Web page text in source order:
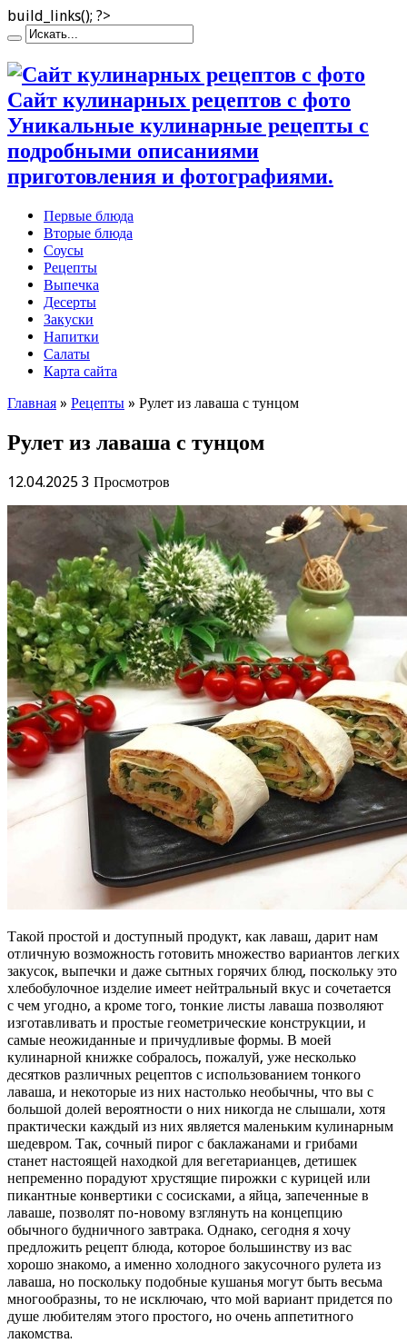
build_links(); ?>
Сайт кулинарных рецептов с фото
Уникальные кулинарные рецепты с
подробными описаниями
приготовления и фотографиями.
Первые блюда
Вторые блюда
Соусы
Рецепты
Выпечка
Десерты
Закуски
Напитки
Салаты
Карта сайта
Главная » Рецепты » Рулет из лаваша с тунцом
Рулет из лаваша с тунцом
12.04.2025 3 Просмотров
Такой простой и доступный продукт, как лаваш, дарит нам
отличную возможность готовить множество вариантов легких
закусок, выпечки и даже сытных горячих блюд, поскольку это
хлебобулочное изделие имеет нейтральный вкус и сочетается
с чем угодно, а кроме того, тонкие листы лаваша позволяют
изготавливать и простые геометрические конструкции, и
самые неожиданные и причудливые формы. В моей
кулинарной книжке собралось, пожалуй, уже несколько
десятков различных рецептов с использованием тонкого
лаваша, и некоторые из них настолько необычны, что вы с
большой долей вероятности о них никогда не слышали, хотя
практически каждый из них является маленьким кулинарным
шедевром. Так, сочный пирог с баклажанами и грибами
станет настоящей находкой для вегетарианцев, детишек
непременно порадуют хрустящие пирожки с курицей или
пикантные конвертики с сосисками, а яйца, запеченные в
лаваше, позволят по-новому взглянуть на концепцию
обычного будничного завтрака. Однако, сегодня я хочу
предложить рецепт блюда, которое большинству из вас
хорошо знакомо, а именно холодного закусочного рулета из
лаваша, но поскольку подобные кушанья могут быть весьма
многообразны, то не исключаю, что мой вариант придется по
душе любителям этого простого, но очень аппетитного
лакомства.